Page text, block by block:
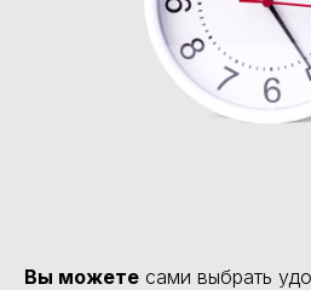
Вы можете сами выбрать